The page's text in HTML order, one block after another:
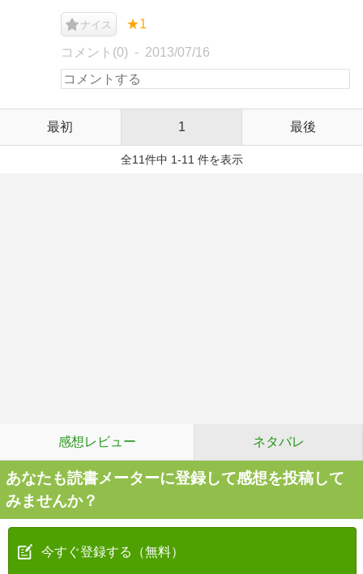
ナイス ★1
コメント(0) 2013/07/16
最初 1 最後
全11件中 1-11 件を表示
感想レビュー ネタバレ
あなたも読書メーターに登録して感想を投稿して
みませんか？
今すぐ登録する（無料）